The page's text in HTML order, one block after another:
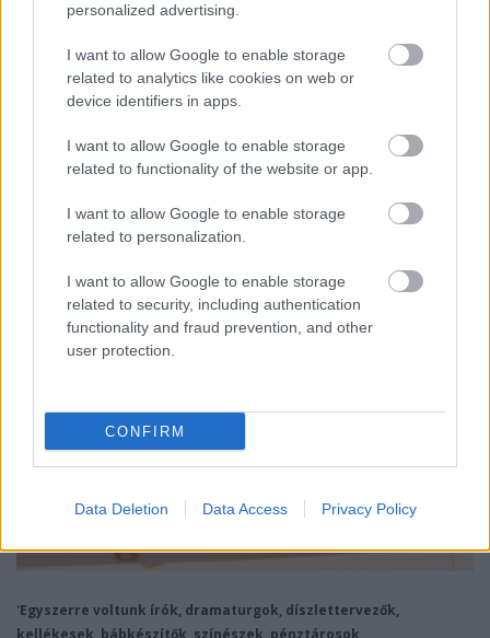
personalized advertising.
I want to allow Google to enable storage
related to analytics like cookies on web or
device identifiers in apps.
I want to allow Google to enable storage
related to functionality of the website or app.
I want to allow Google to enable storage
related to personalization.
I want to allow Google to enable storage
related to security, including authentication
functionality and fraud prevention, and other
user protection.
CONFIRM
Data Deletion Data Access Privacy Policy
'Egyszerre voltunk írók, dramaturgok, díszlettervezők,